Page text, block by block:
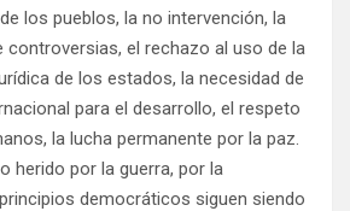
los pueblos, la no intervención, la
controversias, el rechazo al uso de la
de los estados, la necesidad de
para el desarrollo, el respeto
la lucha permanente por la paz.
herido por la guerra, por la
democráticos siguen siendo